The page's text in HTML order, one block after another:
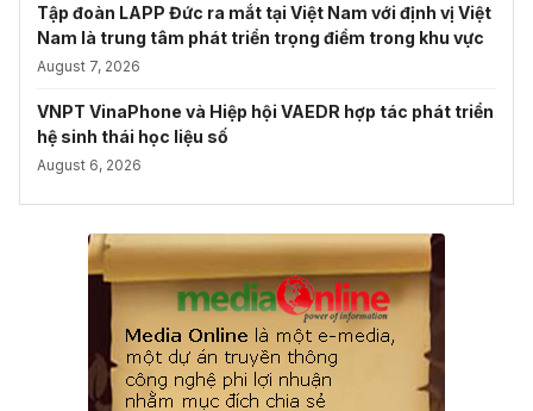
Tập đoàn LAPP Đức ra mắt tại Việt Nam với định vị Việt
Nam là trung tâm phát triển trọng điểm trong khu vực
August 7, 2026
VNPT VinaPhone và Hiệp hội VAEDR hợp tác phát triển
hệ sinh thái học liệu số
August 6, 2026